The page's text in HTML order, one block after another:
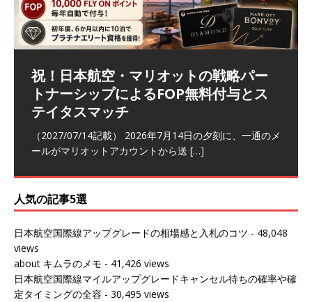
祝！日本航空・マリオットの戦略パー
トナーシップによるFOP無料付与とス
テイタスマッチ
（2027/07/14記載） 2026年7月14日の夕刻に、一通のメ
ールがマリオットアカウントから送 […]
ラウンジ 華 那覇空港 (2026/05)
（2026/06/07記載） 2026年5月下旬の平日に那覇を訪れ
た際に利用した。 こちらのラウンジ
The Coral Executive Lounge スワ
ンナプーム国際空港国内線ラウンジ
(2026/01)
（2026/03/31記載） 2026年1月上旬にバンコク経由でチ
ェンマイに行く際に利用した。 バン[…]
日本航空 羽田空港国際線ファースト
クラスラウンジ (2026/01)
（2026/03/18記載） 2026年1月、毎年恒例の新年の羽田
～バンコクの移動の際に再びこちらの[…]
バンコクエアウェイズ スワンナプー
ム国際空港国内線ラウンジ (2026/01)
（2026/03/13記載） 2026年1月上旬にバンコク経由でチ
ェンマイに向かう際に利用した。 今[…]
人気の記事5選
日本航空国際線アップグレードの相場感と入札のコツ - 48,048
views
about キムラのメモ - 41,426 views
日本航空国際線マイルアップグレードキャンセル待ちの確率や確
定タイミングの全容 - 30,495 views